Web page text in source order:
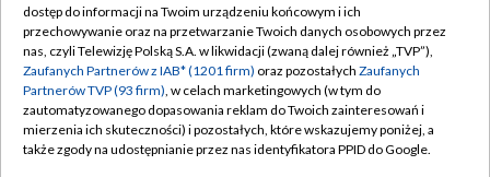
Abonament TVP
Emisja w TVP
Centrum informacji TVP
Naziemna Telewizja Cyfrowa
Regulamin TVP
Polityka prywatności
Moje zgody
Pomoc
dostęp do informacji na Twoim urządzeniu końcowym i ich
przechowywanie oraz na przetwarzanie Twoich danych osobowych przez
nas, czyli Telewizję Polską S.A. w likwidacji (zwaną dalej również „TVP”),
Zaufanych Partnerów z IAB* (1201 firm) oraz pozostałych Zaufanych
Partnerów TVP (93 firm), w celach marketingowych (w tym do
zautomatyzowanego dopasowania reklam do Twoich zainteresowań i
mierzenia ich skuteczności) i pozostałych, które wskazujemy poniżej, a
także zgody na udostępnianie przez nas identyfikatora PPID do Google.